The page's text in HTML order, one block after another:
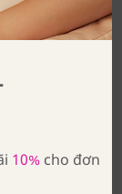
10%cho đơn